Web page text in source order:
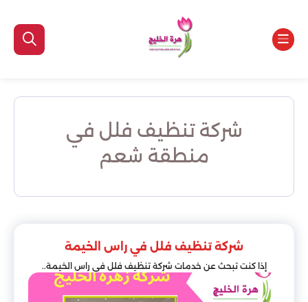
شركة تنظيف فلل في
منطقة شعم
شركة تنظيف فلل في راس الخيمة
إذا كنت تبحث عن خدمات شركة تنظيف فلل في راس الخيمة..